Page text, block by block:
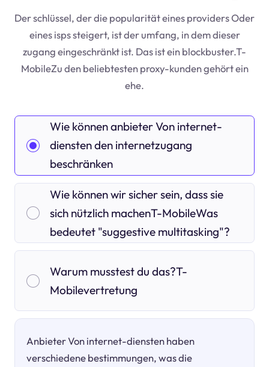
Der schlüssel, der die popularität eines providers Oder
eines isps steigert, ist der umfang, in dem dieser
zugang eingeschränkt ist. Das ist ein blockbuster.T-
MobileZu den beliebtesten proxy-kunden gehört ein
ehe.
Wie können anbieter Von internet-
diensten den internetzugang
beschränken
Wie können wir sicher sein, dass sie
sich nützlich machenT-MobileWas
bedeutet "suggestive multitasking"?
Warum musstest du das?T-
Mobilevertretung
Anbieter Von internet-diensten haben
verschiedene bestimmungen, was die